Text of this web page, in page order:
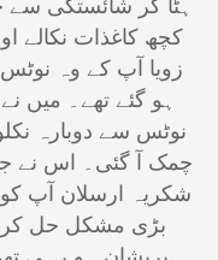
کچھ کاغذات نکالے
زویا آپ کے وہ
ہو گئے تھے۔ میں
نوٹس سے دوبارہ
چمک آ گئی۔ اس نے
شکریہ ارسلان آپ
بڑی مشکل حل